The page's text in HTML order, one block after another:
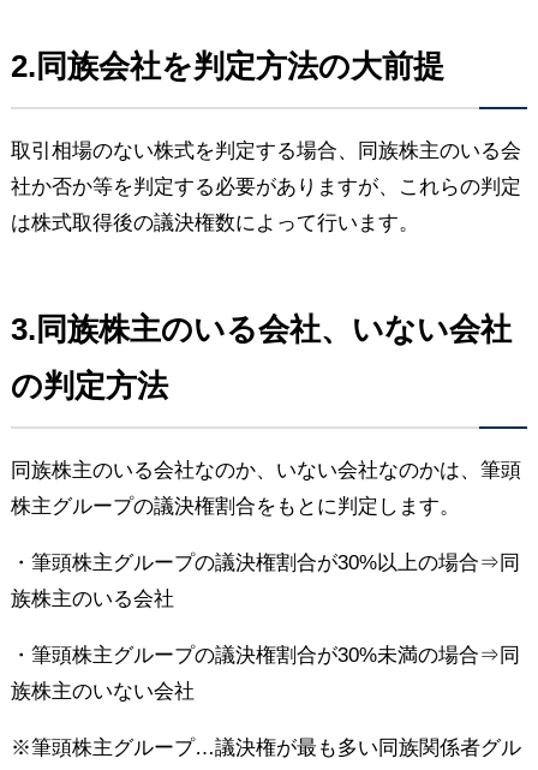
2.同族会社を判定方法の大前提
取引相場のない株式を判定する場合、同族株主のいる会
社か否か等を判定する必要がありますが、これらの判定
は株式取得後の議決権数によって行います。
3.同族株主のいる会社、いない会社
の判定方法
同族株主のいる会社なのか、いない会社なのかは、筆頭
株主グループの議決権割合をもとに判定します。
・筆頭株主グループの議決権割合が30%以上の場合⇒同
族株主のいる会社
・筆頭株主グループの議決権割合が30%未満の場合⇒同
族株主のいない会社
※筆頭株主グループ…議決権が最も多い同族関係者グル